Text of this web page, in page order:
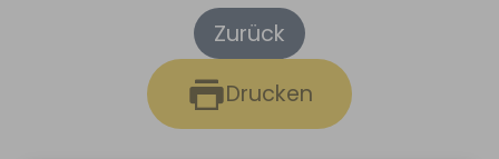
Zurück
Drucken